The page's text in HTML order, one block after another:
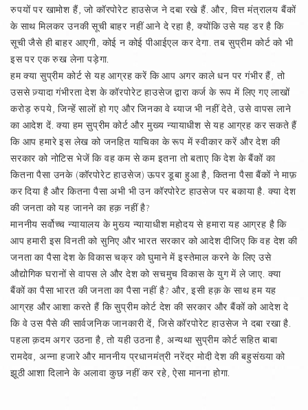
रुपयों पर खामोश हैं, जो कॉरपोरेट हाउसेज ने दबा रखे हैं. और, वित्त मंत्रालय बैंकों
के साथ मिलकर उनकी सूची बाहर नहीं आने दे रहा है, क्योंकि उसे यह डर है कि
सूची जैसे ही बाहर आएगी, कोई न कोई पीआईएल कर देगा. तब सुप्रीम कोर्ट को भी
इस पर एक रुख लेना पड़ेगा.
हम क्या सुप्रीम कोर्ट से यह आग्रह करें कि आप अगर काले धन पर गंभीर हैं, तो
उससे ज़्यादा गंभीरता देश के कॉरपोरेट हाउसेज द्वारा कर्ज के रूप में लिए गए लाखों
करोड़ रुपये, जिन्हें सालों हो गए और जिनका वे ब्याज भी नहीं देते, उसे वापस लाने
का आदेश दें. क्या हम सुप्रीम कोर्ट और मुख्य न्यायाधीश से यह आग्रह कर सकते हैं
कि आप हमारे इस लेख को जनहित याचिका के रूप में स्वीकार करें और देश की
सरकार को नोटिस भेजें कि वह कम से कम इतना तो बताए कि देश के बैंकों का
कितना पैसा उनके (कॉरपोरेट हाउसेज) ऊपर डूबा हुआ है, कितना पैसा बैंकों ने माफ़
कर दिया है और कितना पैसा अभी भी उन कॉरपोरेट हाउसेज पर बकाया है. क्या देश
की जनता को यह जानने का हक़ नहीं है?
माननीय सर्वोच्च न्यायालय के मुख्य न्यायाधीश महोदय से हमारा यह आग्रह है कि
आप हमारी इस विनती को सुनिए और भारत सरकार को आदेश दीजिए कि वह देश की
जनता का पैसा देश के विकास चक्र को घुमाने में इस्तेमाल करने के लिए उसे
औद्योगिक घरानों से वापस ले और देश को सचमुच विकास के युग में ले जाए. क्या
बैंकों का पैसा भारत की जनता का पैसा नहीं है? और, इसी हक़ के साथ हम यह
आग्रह और आशा करते हैं कि सुप्रीम कोर्ट देश की सरकार और बैंकों को आदेश दे
कि वे उस पैसे की सार्वजनिक जानकारी दें, जिसे कॉरपोरेट हाउसेज ने दबा रखा है.
पहला क़दम अगर उठना है, तो यही उठना है, अन्यथा सुप्रीम कोर्ट सहित बाबा
रामदेव, अन्ना हजारे और माननीय प्रधानमंत्री नरेंद्र मोदी देश की बहुसंख्या को
झूठी आशा दिलाने के अलावा कुछ नहीं कर रहे, ऐसा मानना होगा.